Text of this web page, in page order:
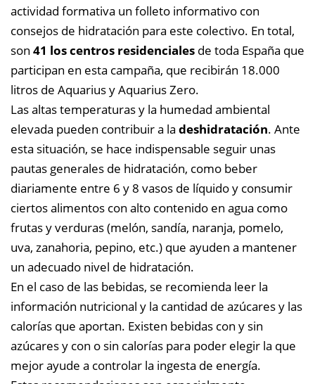
actividad formativa un folleto informativo con
consejos de hidratación para este colectivo. En total,
son 41 los centros residenciales de toda España que
participan en esta campaña, que recibirán 18.000
litros de Aquarius y Aquarius Zero.
Las altas temperaturas y la humedad ambiental
elevada pueden contribuir a la deshidratación. Ante
esta situación, se hace indispensable seguir unas
pautas generales de hidratación, como beber
diariamente entre 6 y 8 vasos de líquido y consumir
ciertos alimentos con alto contenido en agua como
frutas y verduras (melón, sandía, naranja, pomelo,
uva, zanahoria, pepino, etc.) que ayuden a mantener
un adecuado nivel de hidratación.
En el caso de las bebidas, se recomienda leer la
información nutricional y la cantidad de azúcares y las
calorías que aportan. Existen bebidas con y sin
azúcares y con o sin calorías para poder elegir la que
mejor ayude a controlar la ingesta de energía.